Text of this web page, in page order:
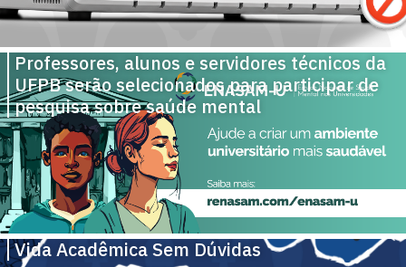
Professores, alunos e servidores técnicos da
UFPB serão selecionados para participar de
pesquisa sobre saúde mental
Vida Acadêmica Sem Dúvidas